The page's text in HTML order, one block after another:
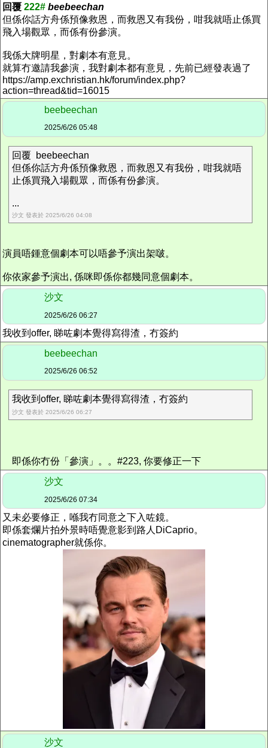
回覆 222# beebeechan
但係你話方舟係預像救恩，而救恩又有我份，咁我就唔止係買
飛入場觀眾，而係有份參演。
我係大牌明星，對劇本有意見。
就算冇邀請我參演，我對劇本都有意見，先前已經發表過了
https://amp.exchristian.hk/forum/index.php?
action=thread&tid=16015
beebeechan
2025/6/26 05:48
回覆 beebeechan
但係你話方舟係預像救恩，而救恩又有我份，咁我就唔
止係買飛入場觀眾，而係有份參演。
...
沙文 發表於 2025/6/26 04:08
演員唔鍾意個劇本可以唔參予演出架啵。
你依家參予演出, 係咪即係你都幾同意個劇本。
沙文
2025/6/26 06:27
我收到offer, 睇咗劇本覺得寫得渣，冇簽約
beebeechan
2025/6/26 06:52
我收到offer, 睇咗劇本覺得寫得渣，冇簽約
沙文 發表於 2025/6/26 06:27
即係你冇份「參演」。。#223, 你要修正一下
沙文
2025/6/26 07:34
又未必要修正，喺我冇同意之下入咗鏡。
即係套爛片拍外景時唔覺意影到路人DiCaprio。
cinematographer就係你。
沙文